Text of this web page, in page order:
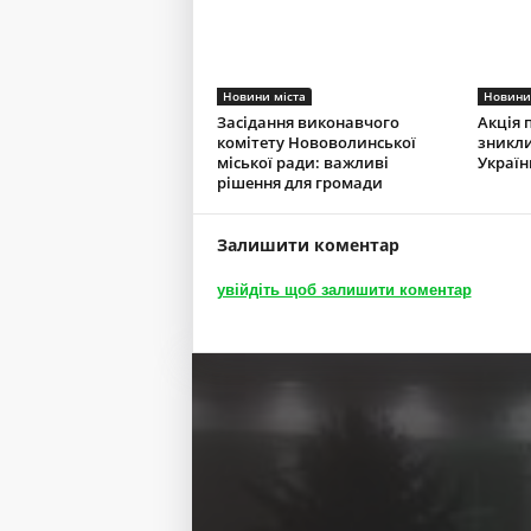
Новини міста
Засідання виконавчого
комітету Нововолинської
міської ради: важливі
рішення для громади
Новини
Акція
Залишити коментар
увійдіть щоб залишити коментар